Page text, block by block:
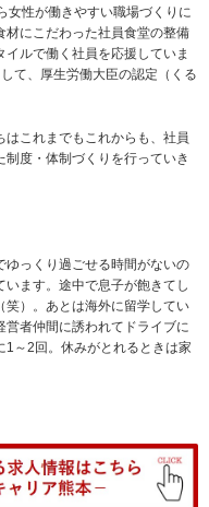
女性が働きやすい職場づくりに
材にこだわった社員食堂の整備
ルで働く社員を応援していま
て、厚生労働大臣の認定（くる
はこれまでもこれからも、社員
度・体制づくりを行っていき
っくり過ごせる時間がないの
ます。途中で息子が飽きてし
笑）。あとは海外に留学してい
者仲間に誘われてドライブに
～2回。休みがとれるときは家